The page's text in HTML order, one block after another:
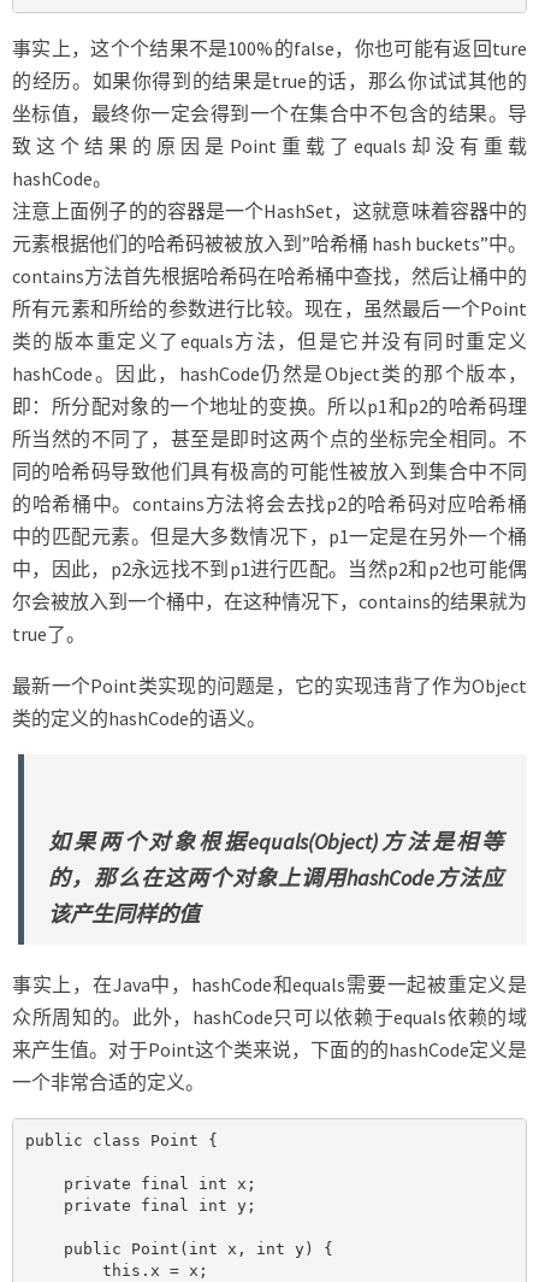
事实上，这个个结果不是100%的false，你也可能有返回ture
的经历。如果你得到的结果是true的话，那么你试试其他的
坐标值，最终你一定会得到一个在集合中不包含的结果。导
致这个结果的原因是Point重载了equals却没有重载
hashCode。
注意上面例子的的容器是一个HashSet，这就意味着容器中的
元素根据他们的哈希码被被放入到”哈希桶 hash buckets”中。
contains方法首先根据哈希码在哈希桶中查找，然后让桶中的
所有元素和所给的参数进行比较。现在，虽然最后一个Point
类的版本重定义了equals方法，但是它并没有同时重定义
hashCode。因此，hashCode仍然是Object类的那个版本，
即：所分配对象的一个地址的变换。所以p1和p2的哈希码理
所当然的不同了，甚至是即时这两个点的坐标完全相同。不
同的哈希码导致他们具有极高的可能性被放入到集合中不同
的哈希桶中。contains方法将会去找p2的哈希码对应哈希桶
中的匹配元素。但是大多数情况下，p1一定是在另外一个桶
中，因此，p2永远找不到p1进行匹配。当然p2和p2也可能偶
尔会被放入到一个桶中，在这种情况下，contains的结果就为
true了。
最新一个Point类实现的问题是，它的实现违背了作为Object
类的定义的hashCode的语义。
如果两个对象根据equals(Object)方法是相等
的，那么在这两个对象上调用hashCode方法应
该产生同样的值
事实上，在Java中，hashCode和equals需要一起被重定义是
众所周知的。此外，hashCode只可以依赖于equals依赖的域
来产生值。对于Point这个类来说，下面的的hashCode定义是
一个非常合适的定义。
public class Point {
    private final int x;
    private final int y;
    public Point(int x, int y) {
        this.x = x;